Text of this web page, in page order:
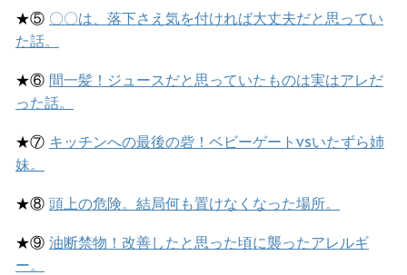
★⑤ 〇〇は、落下さえ気を付ければ大丈夫だと思ってい
た話。
★⑥ 間一髪！ジュースだと思っていたものは実はアレだ
った話。
★⑦ キッチンへの最後の砦！ベビーゲートvsいたずら姉
妹。
★⑧ 頭上の危険。結局何も置けなくなった場所。
★⑨ 油断禁物！改善したと思った頃に襲ったアレルギ
ー。